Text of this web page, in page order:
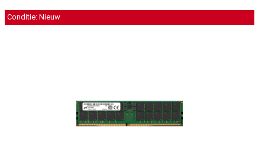
Conditie: Nieuw